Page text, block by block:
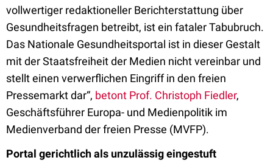
vollwertiger redaktioneller Berichterstattung über
Gesundheitsfragen betreibt, ist ein fataler Tabubruch.
Das Nationale Gesundheitsportal ist in dieser Gestalt
mit der Staatsfreiheit der Medien nicht vereinbar und
stellt einen verwerflichen Eingriff in den freien
Pressemarkt dar“, betont Prof. Christoph Fiedler,
Geschäftsführer Europa- und Medienpolitik im
Medienverband der freien Presse (MVFP).
Portal gerichtlich als unzulässig eingestuft